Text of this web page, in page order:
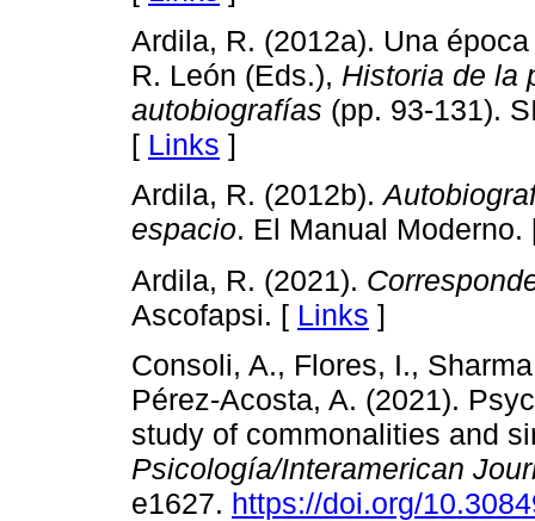
Ardila, R. (2012a). Una
R. León (Eds.), Historia de la
autobiografías (pp. 93-131).
[ Links ]
Ardila, R. (2012b).
espacio. El Manual
Ardila, R. (2021).
Ascofapsi. [ Links ]
Consoli, A., Flores, I.,
Pérez-Acosta, A. (2021).
study of commonalities and
Psicología/Interamerican
e1627. https://doi.org/